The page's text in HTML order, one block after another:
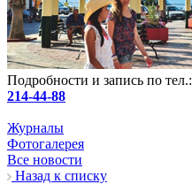
Подробности и запись по тел.:
214-44-88
Журналы
Фотогалерея
Все новости
Назад к списку